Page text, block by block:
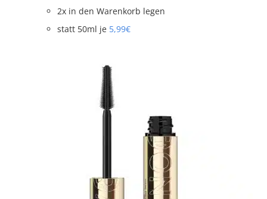
2x in den Warenkorb legen
statt 50ml je 5,99€